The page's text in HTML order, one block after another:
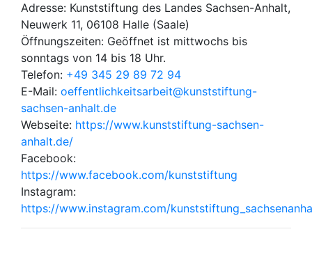
Adresse: Kunststiftung des Landes Sachsen-Anhalt,
Neuwerk 11, 06108 Halle (Saale)
Öffnungszeiten: Geöffnet ist mittwochs bis
sonntags von 14 bis 18 Uhr.
Telefon: +49 345 29 89 72 94
E-Mail: oeffentlichkeitsarbeit@kunststiftung-
sachsen-anhalt.de
Webseite: https://www.kunststiftung-sachsen-
anhalt.de/
Facebook:
https://www.facebook.com/kunststiftung
Instagram:
https://www.instagram.com/